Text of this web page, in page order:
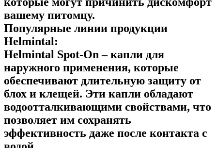
вашему питомцу.
Популярные линии продукции
Helmintal:
Helmintal Spot-On – капли для
наружного применения, которые
обеспечивают длительную защиту от
блох и клещей. Эти капли обладают
водоотталкивающими свойствами, что
позволяет им сохранять
эффективность даже после контакта с